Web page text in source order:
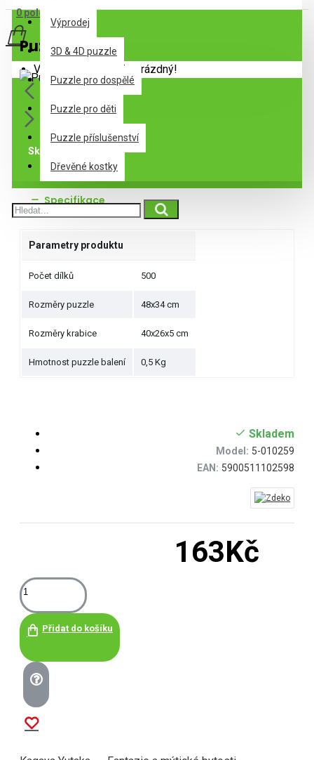
Výprodej
3D & 4D puzzle
Puzzle pro dospělé
Puzzle pro děti
Puzzle příslušenství
Dřevěné kostky
0 položek - 0Kč
Váš nákupní košík je prázdný!
Puzzle Býk
Skladem
Specifikace
Parametry produktu
Počet dílků 500
Rozměry puzzle 48x34 cm
Rozměry krabice 40x26x5 cm
Hmotnost puzzle balení 0,5 Kg
163Kč
Skladem
Model: 5-010259
EAN: 5900511102598
Přidat do košíku